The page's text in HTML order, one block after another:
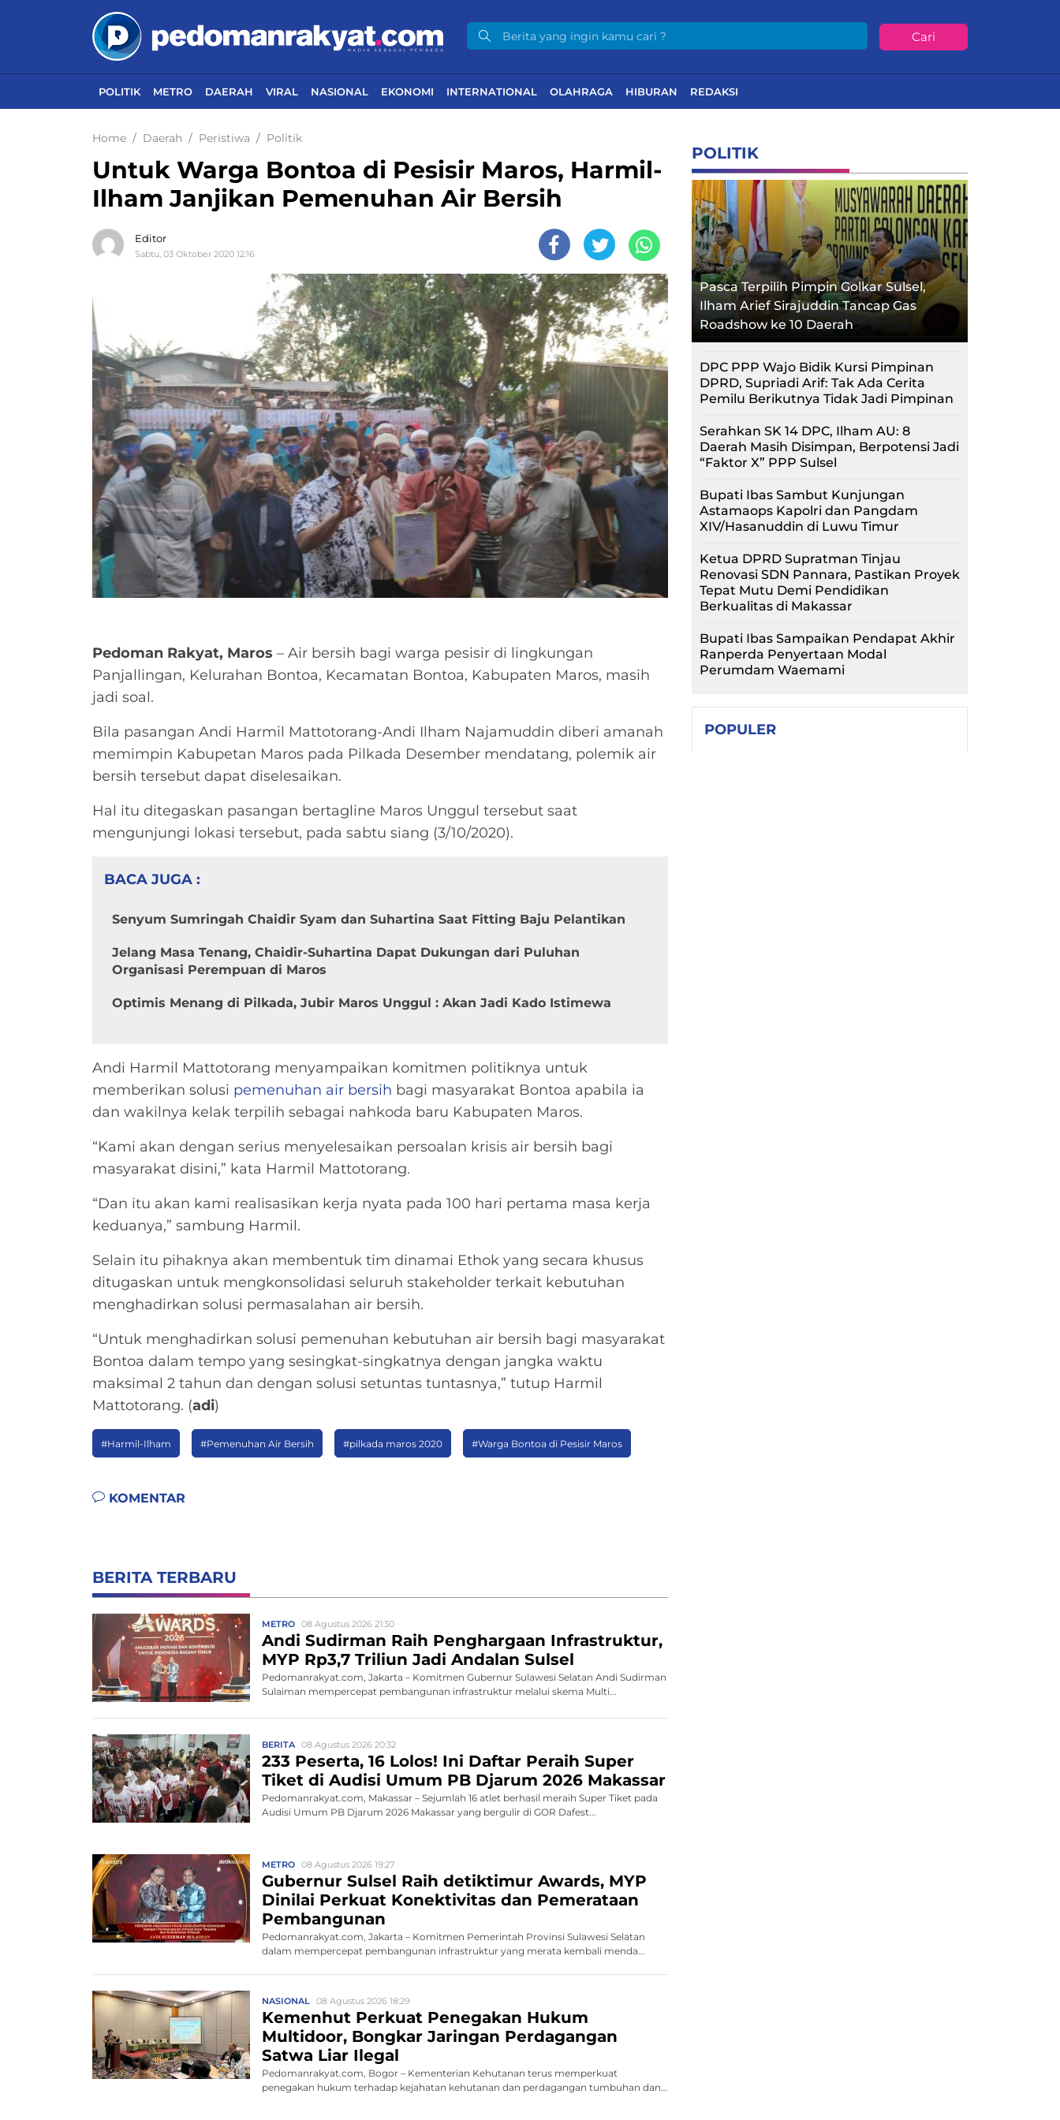
Cari
POLITIK METRO DAERAH VIRAL NASIONAL EKONOMI INTERNATIONAL OLAHRAGA HIBURAN REDAKSI
Home Daerah Peristiwa Politik
Untuk Warga Bontoa di Pesisir Maros, Harmil-
Ilham Janjikan Pemenuhan Air Bersih
Editor
Sabtu, 03 Oktober 2020 12:16
Pedoman Rakyat, Maros – Air bersih bagi warga pesisir di lingkungan
Panjallingan, Kelurahan Bontoa, Kecamatan Bontoa, Kabupaten Maros, masih
jadi soal.
Bila pasangan Andi Harmil Mattotorang-Andi Ilham Najamuddin diberi amanah
memimpin Kabupetan Maros pada Pilkada Desember mendatang, polemik air
bersih tersebut dapat diselesaikan.
Hal itu ditegaskan pasangan bertagline Maros Unggul tersebut saat
mengunjungi lokasi tersebut, pada sabtu siang (3/10/2020).
BACA JUGA :
Senyum Sumringah Chaidir Syam dan Suhartina Saat Fitting Baju Pelantikan
Jelang Masa Tenang, Chaidir-Suhartina Dapat Dukungan dari Puluhan
Organisasi Perempuan di Maros
Optimis Menang di Pilkada, Jubir Maros Unggul : Akan Jadi Kado Istimewa
Andi Harmil Mattotorang menyampaikan komitmen politiknya untuk
memberikan solusi pemenuhan air bersih bagi masyarakat Bontoa apabila ia
dan wakilnya kelak terpilih sebagai nahkoda baru Kabupaten Maros.
“Kami akan dengan serius menyelesaikan persoalan krisis air bersih bagi
masyarakat disini,” kata Harmil Mattotorang.
“Dan itu akan kami realisasikan kerja nyata pada 100 hari pertama masa kerja
keduanya,” sambung Harmil.
Selain itu pihaknya akan membentuk tim dinamai Ethok yang secara khusus
ditugaskan untuk mengkonsolidasi seluruh stakeholder terkait kebutuhan
menghadirkan solusi permasalahan air bersih.
“Untuk menghadirkan solusi pemenuhan kebutuhan air bersih bagi masyarakat
Bontoa dalam tempo yang sesingkat-singkatnya dengan jangka waktu
maksimal 2 tahun dan dengan solusi setuntas tuntasnya,” tutup Harmil
Mattotorang. (adi)
#Harmil-Ilham #Pemenuhan Air Bersih #pilkada maros 2020 #Warga Bontoa di Pesisir Maros
KOMENTAR
BERITA TERBARU
METRO 08 Agustus 2026 21:30
Andi Sudirman Raih Penghargaan Infrastruktur,
MYP Rp3,7 Triliun Jadi Andalan Sulsel
Pedomanrakyat.com, Jakarta – Komitmen Gubernur Sulawesi Selatan Andi Sudirman
Sulaiman mempercepat pembangunan infrastruktur melalui skema Multi...
BERITA 08 Agustus 2026 20:32
233 Peserta, 16 Lolos! Ini Daftar Peraih Super
Tiket di Audisi Umum PB Djarum 2026 Makassar
Pedomanrakyat.com, Makassar – Sejumlah 16 atlet berhasil meraih Super Tiket pada
Audisi Umum PB Djarum 2026 Makassar yang bergulir di GOR Dafest...
METRO 08 Agustus 2026 19:27
Gubernur Sulsel Raih detiktimur Awards, MYP
Dinilai Perkuat Konektivitas dan Pemerataan
Pembangunan
Pedomanrakyat.com, Jakarta – Komitmen Pemerintah Provinsi Sulawesi Selatan
dalam mempercepat pembangunan infrastruktur yang merata kembali menda...
NASIONAL 08 Agustus 2026 18:29
Kemenhut Perkuat Penegakan Hukum
Multidoor, Bongkar Jaringan Perdagangan
Satwa Liar Ilegal
Pedomanrakyat.com, Bogor – Kementerian Kehutanan terus memperkuat
penegakan hukum terhadap kejahatan kehutanan dan perdagangan tumbuhan dan
POLITIK
Pasca Terpilih Pimpin Golkar Sulsel,
Ilham Arief Sirajuddin Tancap Gas
Roadshow ke 10 Daerah
DPC PPP Wajo Bidik Kursi Pimpinan
DPRD, Supriadi Arif: Tak Ada Cerita
Pemilu Berikutnya Tidak Jadi Pimpinan
Serahkan SK 14 DPC, Ilham AU: 8
Daerah Masih Disimpan, Berpotensi Jadi
“Faktor X” PPP Sulsel
Bupati Ibas Sambut Kunjungan
Astamaops Kapolri dan Pangdam
XIV/Hasanuddin di Luwu Timur
Ketua DPRD Supratman Tinjau
Renovasi SDN Pannara, Pastikan Proyek
Tepat Mutu Demi Pendidikan
Berkualitas di Makassar
Bupati Ibas Sampaikan Pendapat Akhir
Ranperda Penyertaan Modal
Perumdam Waemami
POPULER